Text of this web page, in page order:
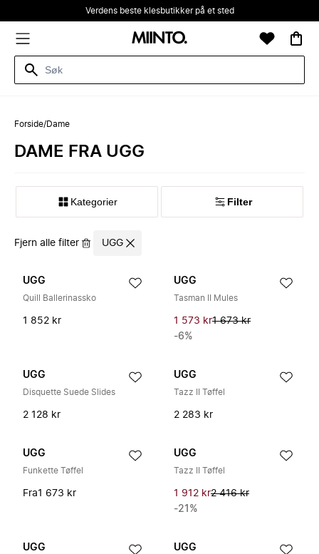
Verdens beste klesbutikker på et sted
Forside/Dame
DAME FRA UGG
Kategorier Filter
Fjern alle filter UGG
UGG
Quill Ballerinassko
1 852 kr
UGG
Tasman II Mules
1 573 kr1 673 kr
-6%
UGG
Disquette Suede Slides
2 128 kr
UGG
Tazz II Tøffel
2 283 kr
UGG
Funkette Tøffel
Fra1 673 kr
UGG
Tazz II Tøffel
1 912 kr2 416 kr
-21%
UGG UGG